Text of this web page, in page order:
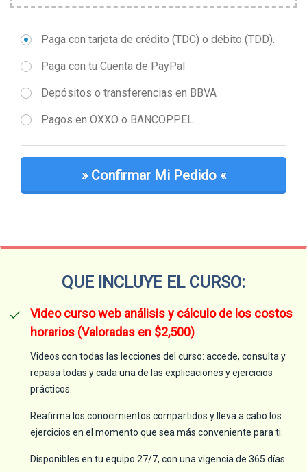
Paga con tarjeta de crédito (TDC) o débito (TDD).
Paga con tu Cuenta de PayPal
Depósitos o transferencias en BBVA
Pagos en OXXO o BANCOPPEL
» ​Confirmar Mi Pedido «
QUE INCLUYE EL CURSO:
Video curso web análisis y cálculo de los costos
horarios (Valoradas en $2,500)
Videos con todas las lecciones del curso: accede, consulta y
repasa todas y cada una de las explicaciones y ejercicios
prácticos.
Reafirma los conocimientos compartidos y lleva a cabo los
ejercicios en el momento que sea más conveniente para ti.
Disponibles en tu equipo 27/7, con una vigencia de 365 días.